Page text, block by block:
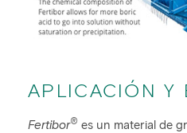
APLICACIÓN Y
Fertibor® es un material de